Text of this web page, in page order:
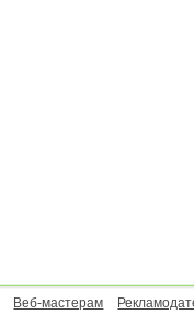
Веб-мастерам